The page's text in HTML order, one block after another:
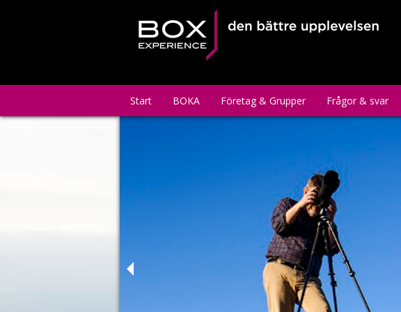
Start BOKA Företag & Grupper Frågor & svar